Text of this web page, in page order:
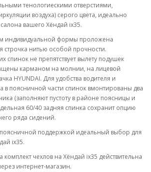
тенологиескими отверстиями,
воздуха) серого цвета, идеально
вашего Хёндай ix35.
индивидуальной формы проложена
строчка нитью особой прочности.
спинок не препятствует вылету подушек
карманом на молнии, на лицевой
HYUNDAI. Для удобства водителя и
в поясничной части спинок вмонтированы два
(заполняют пустоту в районе поясницы и
60/40 задняя спинка сохранит опцию
ряда сидений.
поддержкой идеальный выбор для
ix35.
комплект чехлов на Хёндай ix35 действительна
интернет-магазин.